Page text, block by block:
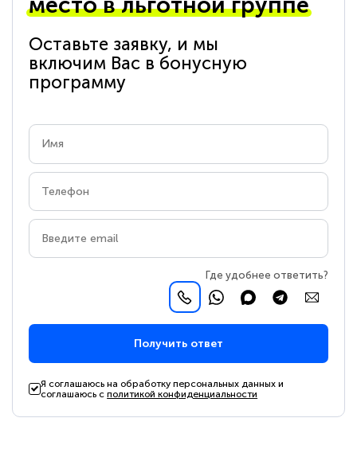
Оставьте заявку, и мы
включим Вас в бонусную
программу
Где удобнее ответить?
Получить ответ
Я соглашаюсь на обработку персональных данных и
соглашаюсь сполитикой конфиденциальности